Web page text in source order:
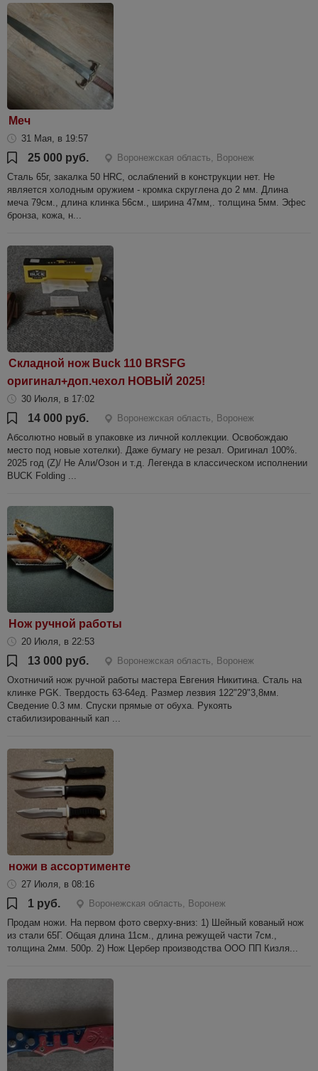
Меч
31 Мая, в 19:57
25 000 руб.
Воронежская область, Воронеж
Сталь 65г, закалка 50 HRC, ослаблений в конструкции нет. Не
является холодным оружием - кромка скруглена до 2 мм. Длина
меча 79см., длина клинка 56см., ширина 47мм,. толщина 5мм. Эфес
бронза, кожа, н...
Складной нож Buck 110 BRSFG
оригинал+доп.чехол НОВЫЙ 2025!
30 Июля, в 17:02
14 000 руб.
Воронежская область, Воронеж
Абсолютно новый в упаковке из личной коллекции. Освобождаю
место под новые хотелки). Даже бумагу не резал. Оригинал 100%.
2025 год (Z)/ Не Али/Озон и т.д. Легенда в классическом исполнении
BUCK Folding ...
Нож ручной работы
20 Июля, в 22:53
13 000 руб.
Воронежская область, Воронеж
Охотничий нож ручной работы мастера Евгения Никитина. Сталь на
клинке PGK. Твердость 63-64ед. Размер лезвия 122"29"3,8мм.
Сведение 0.3 мм. Спуски прямые от обуха. Рукоять
стабилизированный кап ...
ножи в ассортименте
27 Июля, в 08:16
1 руб.
Воронежская область, Воронеж
Продам ножи. На первом фото сверху-вниз: 1) Шейный кованый нож
из стали 65Г. Общая длина 11см., длина режущей части 7см.,
толщина 2мм. 500р. 2) Нож Цербер производства ООО ПП Кизля...